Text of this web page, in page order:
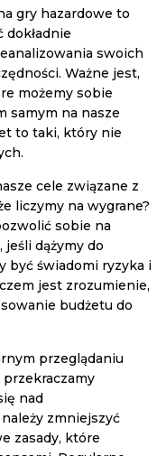
gry hazardowe to
swoich
Ważne jest,
możemy sobie
samym na nasze
to taki, który nie
cele związane z
liczymy na wygrane?
sobie na
dążymy do
być świadomi ryzyka i
jest zrozumienie,
budżetu do
przeglądaniu
nad
zmniejszyć
zasady, które